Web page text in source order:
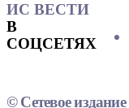
ИС ВЕСТИ
В
СОЦСЕТЯХ
© Сетевое